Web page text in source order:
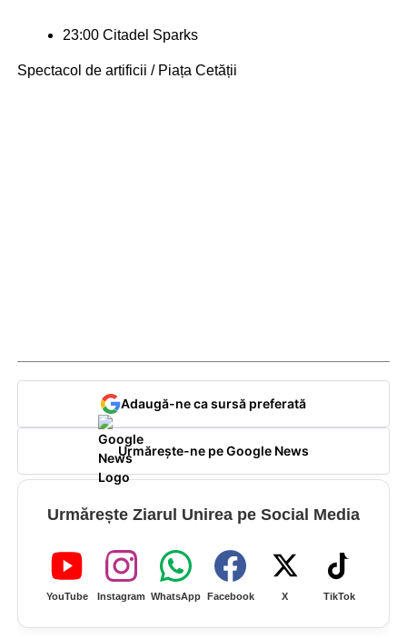
23:00 Citadel Sparks
Spectacol de artificii / Piața Cetății
Adaugă-ne ca sursă preferată
Urmărește-ne pe Google News
Urmărește Ziarul Unirea pe Social Media
YouTube Instagram WhatsApp Facebook X TikTok